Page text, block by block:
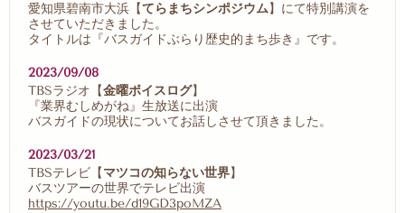
愛知県碧南市大浜【てらまちシンポジウム】にて特別講演を
させていただきました。
タイトルは『バスガイドぶらり歴史的まち歩き』です。
2023/09/08
TBSラジオ【金曜ボイスログ】
『業界むしめがね』生放送に出演
バスガイドの現状についてお話しさせて頂きました。
2023/03/21
TBSテレビ【マツコの知らない世界】
バスツアーの世界でテレビ出演
https://youtu.be/d19GD3poMZA